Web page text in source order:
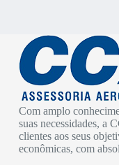
Com amplo
suas necessidades, a
clientes aos seus
econômicas, com